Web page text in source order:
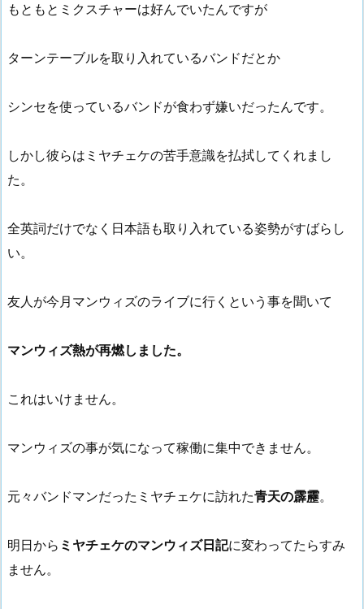
もともとミクスチャーは好んでいたんですが
ターンテーブルを取り入れているバンドだとか
シンセを使っているバンドが食わず嫌いだったんです。
しかし彼らはミヤチェケの苦手意識を払拭してくれまし
た。
全英詞だけでなく日本語も取り入れている姿勢がすばらし
い。
友人が今月マンウィズのライブに行くという事を聞いて
マンウィズ熱が再燃しました。
これはいけません。
マンウィズの事が気になって稼働に集中できません。
元々バンドマンだったミヤチェケに訪れた青天の霹靂。
明日から ミヤチェケのマンウィズ日記に変わってたらすみ
ません。